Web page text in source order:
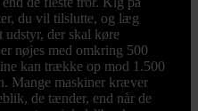
du vil tilslutte, og læg
udstyr, der skal køre
nøjes med omkring 500
kan trække op mod 1.500
Mange maskiner kræver
de tænder, end når de